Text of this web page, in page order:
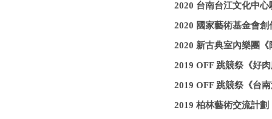
2020 台南台江文化中心
2020 國家藝術基金會
2020 新古典室內樂團
2019 OFF 跳競祭《好
2019 OFF 跳競祭《台
2019 柏林藝術交流計